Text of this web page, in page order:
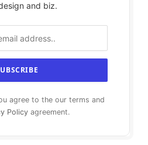
and biz.
agree to the our terms and
Policyagreement.